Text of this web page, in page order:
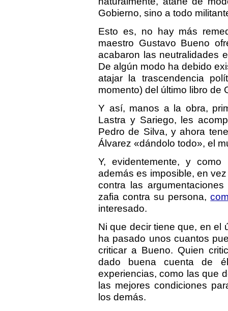
Gobierno, sino a todo
Esto es, no hay más
maestro Gustavo Bueno
acabaron las neutralidades
De algún modo ha debido
atajar la trascendencia
momento) del último libro de
Y así, manos a la obra,
Lastra y Sariego, les
Pedro de Silva, y ahora
Álvarez «dándolo todo», el
Y, evidentemente, y
además es imposible, en
contra las
zafia contra su persona,
interesado.
Ni que decir tiene que, en el
ha pasado unos cuantos
criticar a Bueno. Quien
dado buena cuenta de
experiencias, como las que
las mejores condiciones
los demás.